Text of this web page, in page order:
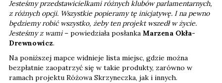
Jesteśmy przedstawicielkami różnych klubów parlamentarnych,
z różnych opcji. Wszystkie popieramy tę inicjatywę. I na pewno
będziemy robić wszystko, żeby ten projekt wszedł w życie.
Jesteśmy z wami– powiedziała posłanka Marzena Okła-
Drewnowicz.
Na poniższej mapce widnieje lista miejsc, gdzie można
bezpłatnie zaopatrzyć się w takie produkty, zarówno w
ramach projektu Różowa Skrzyneczka, jak i innych.